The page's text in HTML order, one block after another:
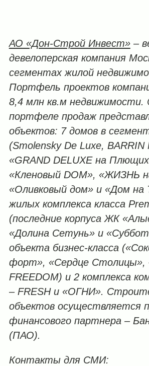
АО «Дон-Строй Инвест»–
девелоперская компания
сегментах жилой
Портфель проектов
8,4 млн кв.м недвижимости.
портфеле продаж
объектов: 7 домов в
(Smolensky De Luxe, BARRIN
«GRAND DELUXE на
«Кленовый DOM», «ЖИЗНЬ
«Оливковый дом» и «Дом на
жилых комплекса класса
(последние корпуса ЖК
«Долина Сетунь» и
объекта бизнес-класса
форт», «Сердце
FREEDOM) и 2 комплекса
– FRESH и «ОГНИ».
объектов осуществляется
финансового партнера –
(ПАО).
Контакты для СМИ: